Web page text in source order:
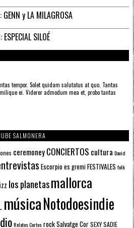
y LA MILAGROSA
SILOÉ
tempor. Solet quidam salutatus at quo. Tantas
ei. Viderer admodum mea et, probo tantas
SALMONERA
ceremoneyCONCIERTOS cultura David
Escorpioes gremiFESTIVALES folk
los planetasmallorca
músicaNotodoesindie
Relatos CortosrockSalvatge CorSEXY SADIE